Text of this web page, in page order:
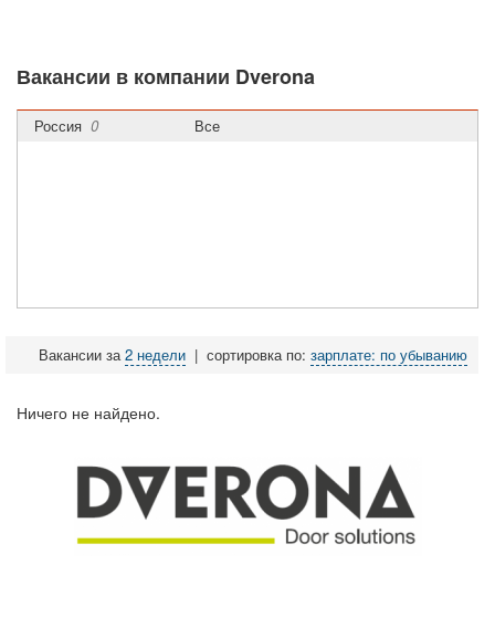
Вакансии в компании Dverona
Россия 0 Все
Вакансии за2 недели | сортировка по: зарплате: по убыванию
Ничего не найдено.